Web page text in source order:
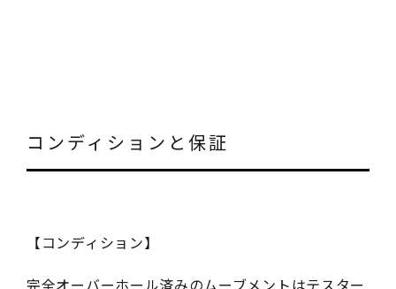
コンディションと保証
【コンディション】
完全オーバーホール済みのムーブメントはテスター